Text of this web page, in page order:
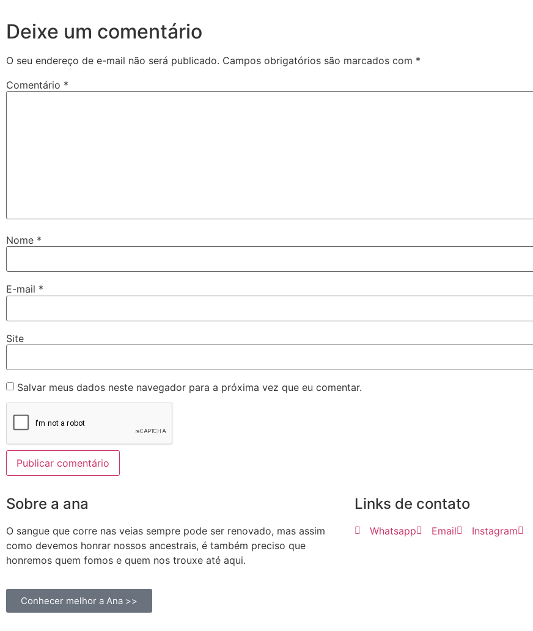
Deixe um comentário
O seu endereço de e-mail não será publicado. Campos obrigatórios são marcados com *
Comentário *
Nome *
E-mail *
Site
Salvar meus dados neste navegador para a próxima vez que eu comentar.
Sobre a ana
O sangue que corre nas veias sempre pode ser renovado, mas assim
como devemos honrar nossos ancestrais, é também preciso que
honremos quem fomos e quem nos trouxe até aqui.
Conhecer melhor a Ana >>
Links de contato
Whatsapp Email Instagram